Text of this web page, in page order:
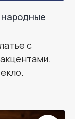
народные
с